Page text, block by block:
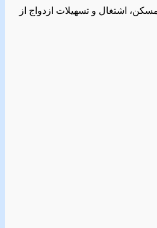
اشتغال و تسهیلات ازدواج از